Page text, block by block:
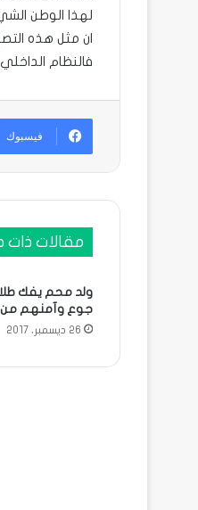
لهذا الوطن
ان مثل هذه
فالنظام
فيسبوك
مقالات ذات
ولد محم يفك
جوع وآمنهم
26 ديسمبر، 2017